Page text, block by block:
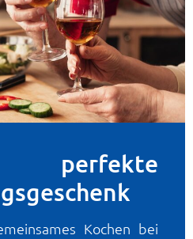
Kochen bei